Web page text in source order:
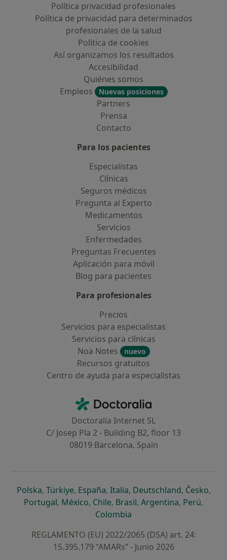
Política privacidad profesionales
Política de privacidad para determinados
profesionales de la salud
Política de cookies
Así organizamos los resultados
Accesibilidad
Quiénes somos
Empleos
Nuevas posiciones
Partners
Prensa
Contacto
Para los pacientes
Especialistas
Clínicas
Seguros médicos
Pregunta al Experto
Medicamentos
Servicios
Enfermedades
Preguntas Frecuentes
Aplicación para móvil
Blog para pacientes
Para profesionales
Precios
Servicios para especialistas
Servicios para clínicas
Noa Notes
nuevo
Recursos gratuitos
Centro de ayuda para especialistas
Doctoralia - Página de inicio
Doctoralia Internet SL
C/ Josep Pla 2 - Building B2, floor 13
08019 Barcelona, Spain
Polskase abre en una nueva pestaña
, Türkiyese abre en una nueva pestaña
, Españase abre en una nueva pestaña
, Italiase abre en una nueva
, Deutschlandse abre en
, Českose
,
Portugalse abre en una nueva pestaña
, Méxicose abre en una nueva pestaña
, Chilese abre en una nueva pestaña
, Brasilse abre en una nueva
, Argentinase abre en
, Perúse
,
Colombia
REGLAMENTO (EU) 2022/2065 (DSA) art. 24:
15.395.179 “AMARs” - Junio 2026